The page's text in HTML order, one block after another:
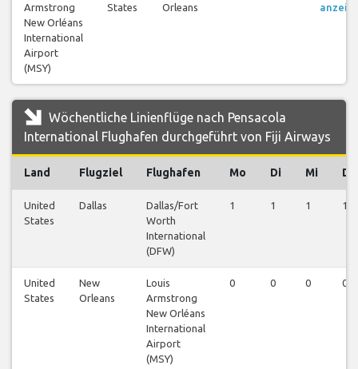
Armstrong
New Orléans
International
Airport
(MSY)
States
Orleans
Wöchentliche Linienflüge nach Pensacola
International Flughafen durchgeführt von Fiji Airways
Land Flugziel Flughafen Mo Di Mi Do
United
States
Dallas
Dallas/Fort
Worth
International
(DFW)
1 1 1 1
United
States
New
Orleans
Louis
Armstrong
New Orléans
International
Airport
(MSY)
0 0 0 0